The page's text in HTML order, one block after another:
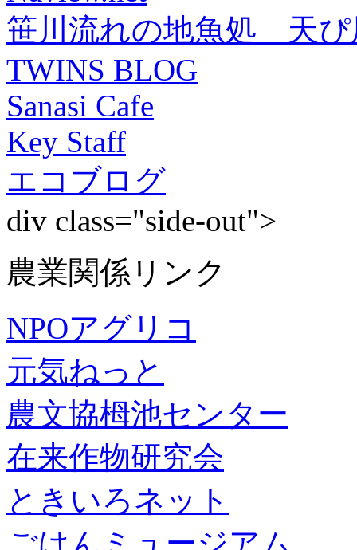
笹川流れの地魚処 天ぴ
TWINS BLOG
Sanasi Cafe
Key Staff
エコブログ
div class="side-out">
農業関係リンク
NPOアグリコ
元気ねっと
農文協栂池センター
在来作物研究会
ときいろネット
ごはんミュージアム